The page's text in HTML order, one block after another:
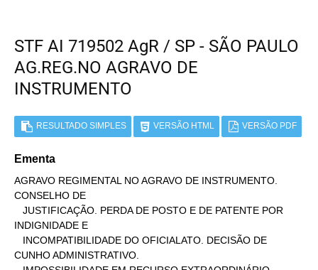
STF AI 719502 AgR / SP - SÃO PAULO
AG.REG.NO AGRAVO DE
INSTRUMENTO
RESULTADO SIMPLES VERSÃO HTML VERSÃO PDF
Ementa
AGRAVO REGIMENTAL NO AGRAVO DE INSTRUMENTO.
CONSELHO DE
INDIGNIDADE E
CUNHO ADMINISTRATIVO.